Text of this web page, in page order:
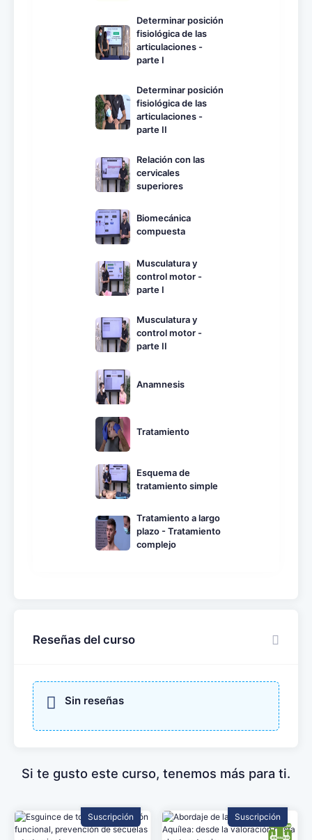
Determinar posición
fisiológica de las
articulaciones -
parte I
Determinar posición
fisiológica de las
articulaciones -
parte II
Relación con las
cervicales
superiores
Biomecánica
compuesta
Musculatura y
control motor -
parte I
Musculatura y
control motor -
parte II
Anamnesis
Tratamiento
Esquema de
tratamiento simple
Tratamiento a largo
plazo - Tratamiento
complejo
Reseñas del curso
Sin reseñas
Si te gusto este curso, tenemos más para ti.
Suscripción Suscripción